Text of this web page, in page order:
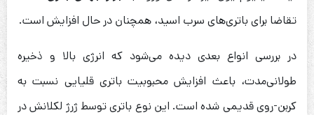
تقاضا برای باتری‌های سرب اسید، همچنان در حال افزایش است.
در بررسی انواع بعدی دیده می‌شود که انرژی بالا و ذخیره
طولانی‌مدت، باعث افزایش محبوبیت باتری قلیایی نسبت به
کربن-روی قدیمی شده است. این نوع باتری توسط ژرژ لکلانش در